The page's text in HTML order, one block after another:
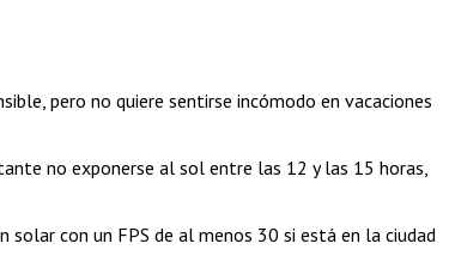
pero no quiere sentirse incómodo en vacaciones
no exponerse al sol entre las 12 y las 15 horas,
con un FPS de al menos 30 si está en la ciudad